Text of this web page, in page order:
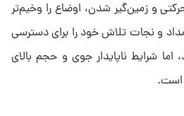
و زمین‌گیر شدن، اوضاع را وخیم‌تر
و نجات تلاش خود را برای دسترسی
اما شرایط ناپایدار جوی و حجم بالای
است.